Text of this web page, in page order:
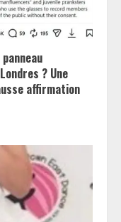
? Une
affirmation